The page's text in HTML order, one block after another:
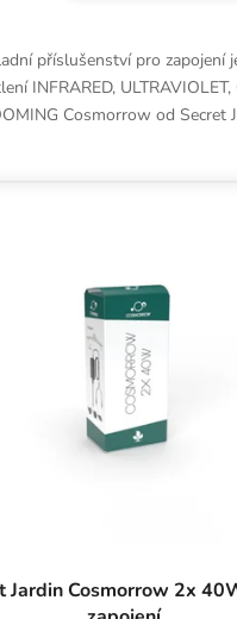
příslušenství pro zapojení
INFRARED,
Cosmorrow od Secret
Jardin Cosmorrow 2x